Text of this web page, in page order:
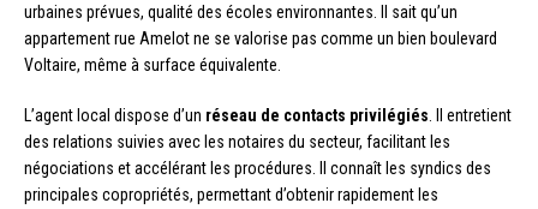
urbaines prévues, qualité des écoles environnantes. Il sait qu’un
appartement rue Amelot ne se valorise pas comme un bien boulevard
Voltaire, même à surface équivalente.
L’agent local dispose d’un réseau de contacts privilégiés . Il entretient
des relations suivies avec les notaires du secteur, facilitant les
négociations et accélérant les procédures. Il connaît les syndics des
principales copropriétés, permettant d’obtenir rapidement les